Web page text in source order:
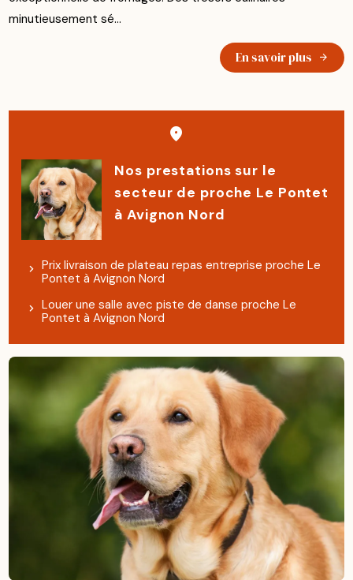
minutieusement sé...
En savoir plus
Nos prestations sur le
secteur de proche Le Pontet
à Avignon Nord
Prix livraison de plateau repas entreprise proche Le
Pontet à Avignon Nord
Louer une salle avec piste de danse proche Le
Pontet à Avignon Nord